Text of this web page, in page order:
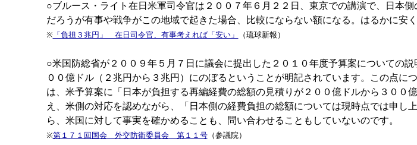
○ブルース・ライト在日米軍司令官は２００７年６月２２日、東京での講演で、日本
だろうが有事や戦争がこの地域で起きた場合、比較にならない額になる。はるかに安
※「負担３兆円」 在日司令官、有事考えれば「安い」 （琉球新報）
○米国防総省が２００９年５月７日に議会に提出した２０１０年度予算案についての
００億ドル（２兆円から３兆円）にのぼるということが明記されています。この点に
は、米予算案に「日本が負担する再編経費の総額の見積りが２００億ドルから３０
え、米側の対応を認めながら、「日本側の経費負担の総額については現時点では申
ら、米国に対して事実を確かめることも、問い合わせることもしていないのです。
※第１７１回国会 外交防衛委員会 第１１号（参議院）